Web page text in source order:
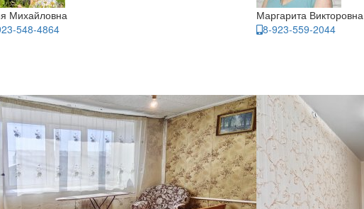
Михайловна
548-4864
Маргарита Викторовна
8-923-559-2044